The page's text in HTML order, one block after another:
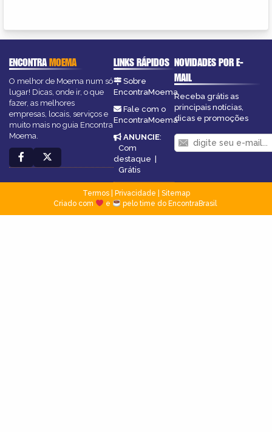
ENCONTRAMOEMA
O melhor de Moema num só
lugar! Dicas, onde ir, o que
fazer, as melhores
empresas, locais, serviços e
muito mais no guia Encontra
Moema.
LINKS RÁPIDOS
Sobre
EncontraMoema
Fale com o
EncontraMoema
ANUNCIE:
Com
destaque |
Grátis
NOVIDADES POR E-
MAIL
Receba grátis as
principais notícias,
dicas e promoções
Termos| Privacidade
Sitemap
Criado com
e pelo time do EncontraBrasil